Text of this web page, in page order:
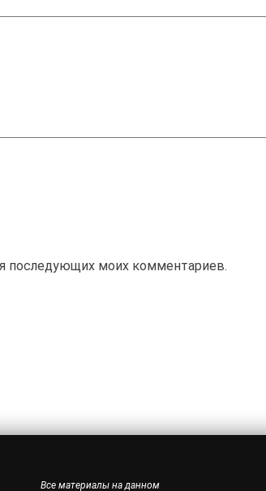
последующих моих комментариев.
Все материалы на данном